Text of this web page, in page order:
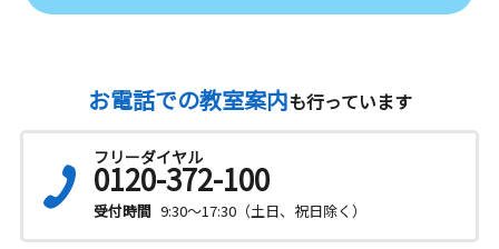
お電話での教室案内も行っています
フリーダイヤル
0120-372-100
受付時間 9:30～17:30（土日、祝日除く）